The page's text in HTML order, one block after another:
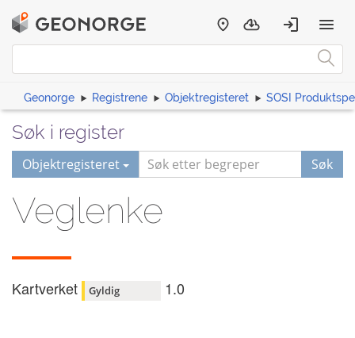
Geonorge Registrene Objektregisteret SOSI
Søk i register
Objektregisteret Søk
Veglenke
Kartverket Gyldig 1.0